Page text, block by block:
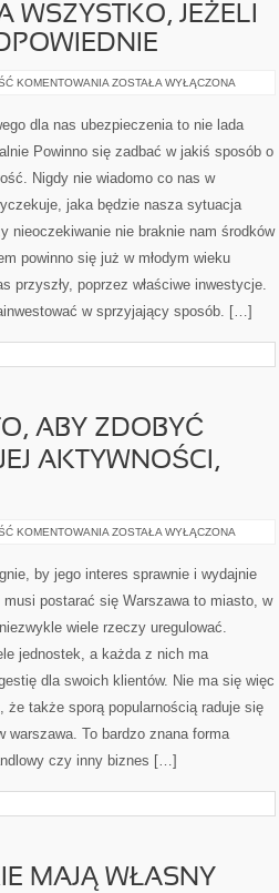
WSZYSTKO, JEŻELI
KOMENTOWANIA W
MOŻEMY
SOBIE
DOKŁADNIE
WSZYSTKO,
TYLKO
DO
TEGO
ODPOWIEDNIE
ZOSTAŁA WYŁĄCZONA
dla nas ubezpieczenia to nie lada
Powinno się zadbać w jakiś sposób o
Nigdy nie wiadomo co nas w
jaka będzie nasza sytuacja
nieoczekiwanie nie braknie nam środków
powinno się już w młodym wieku
przyszły, poprzez właściwe inwestycje.
w sprzyjający sposób. […]
ABY ZDOBYĆ
AKTYWNOŚCI,
KOMENTOWANIA SZUKAJĄC
ABY
POPULARNOŚĆ
SWOJEJ
NALEŻY
ZOSTAŁA WYŁĄCZONA
by jego interes sprawnie i wydajnie
musi postarać się Warszawa to miasto, w
wiele rzeczy uregulować.
jednostek, a każda z nich ma
dla swoich klientów. Nie ma się więc
że także sporą popularnością raduje się
warszawa. To bardzo znana forma
czy inny biznes […]
MAJĄ WŁASNY